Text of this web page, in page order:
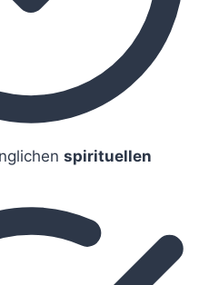
spirituellen